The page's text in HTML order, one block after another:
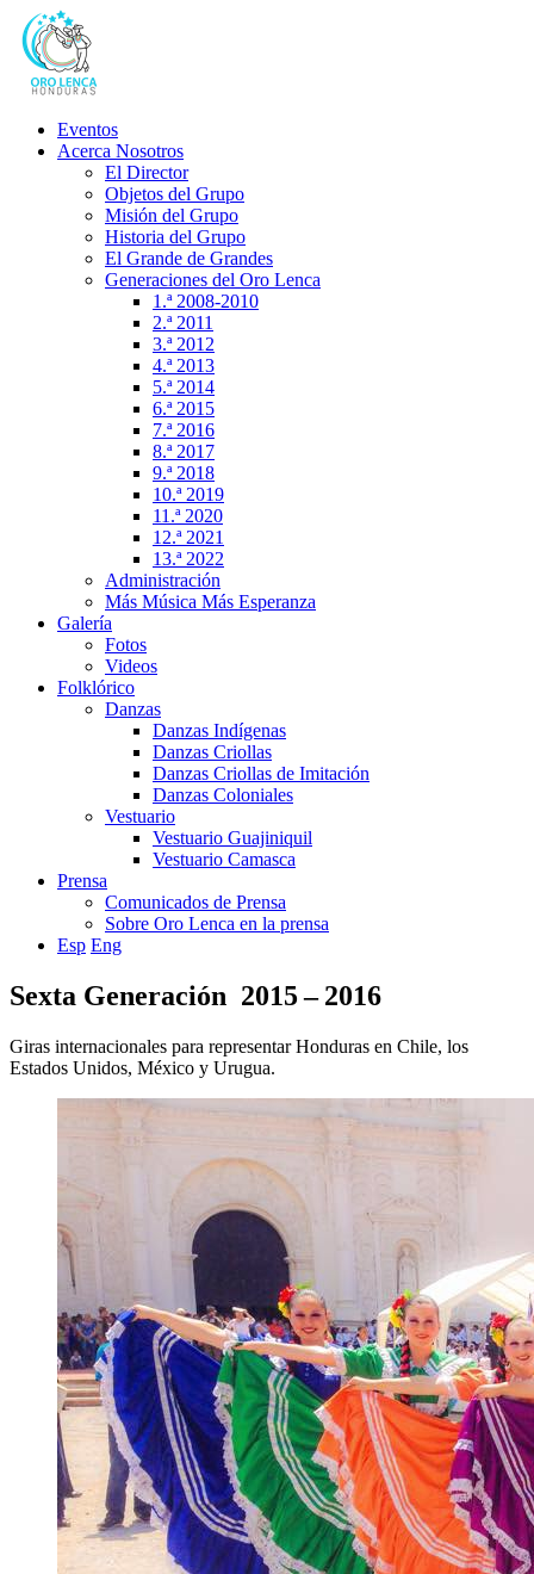
Eventos
Acerca Nosotros
El Director
Objetos del Grupo
Misión del Grupo
Historia del Grupo
El Grande de Grandes
Generaciones del Oro Lenca
1.ª 2008-2010
2.ª 2011
3.ª 2012
4.ª 2013
5.ª 2014
6.ª 2015
7.ª 2016
8.ª 2017
9.ª 2018
10.ª 2019
11.ª 2020
12.ª 2021
13.ª 2022
Administración
Más Música Más Esperanza
Galería
Fotos
Videos
Folklórico
Danzas
Danzas Indígenas
Danzas Criollas
Danzas Criollas de Imitación
Danzas Coloniales
Vestuario
Vestuario Guajiniquil
Vestuario Camasca
Prensa
Comunicados de Prensa
Sobre Oro Lenca en la prensa
Esp Eng
Sexta Generación 2015 – 2016
Giras internacionales para representar Honduras en Chile, los
Estados Unidos, México y Urugua.